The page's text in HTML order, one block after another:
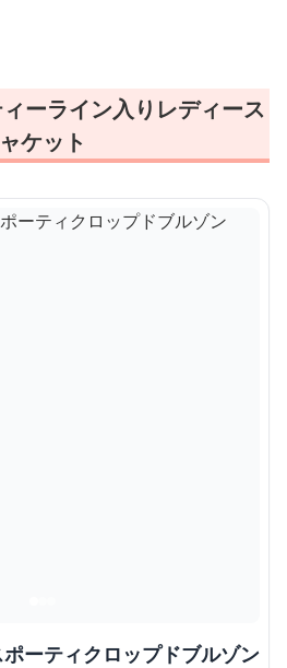
ーライン入りレディース
ケット
ーティクロップドブルゾン